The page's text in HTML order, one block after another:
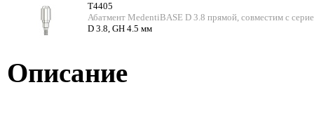
T4405
Абатмент MedentiBASE D 3.8 прямой, совместим с
D 3.8, GH 4.5 мм
Описание